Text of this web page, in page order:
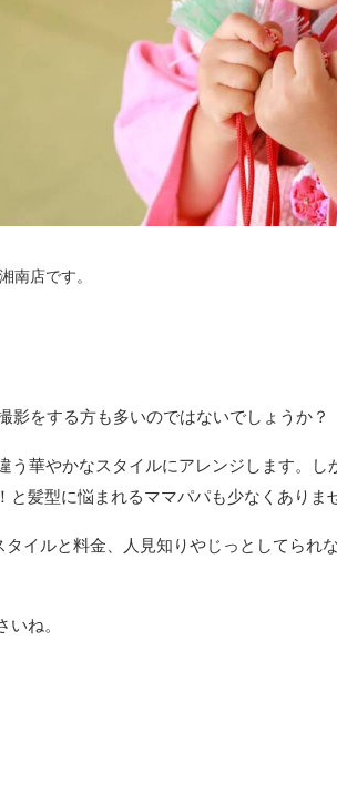
南店です。
影をする方も多いのではないでしょうか？
華やかなスタイルにアレンジします。
髪型に悩まれるママパパも少なくありま
イルと料金、人見知りやじっとしてられ
ね。